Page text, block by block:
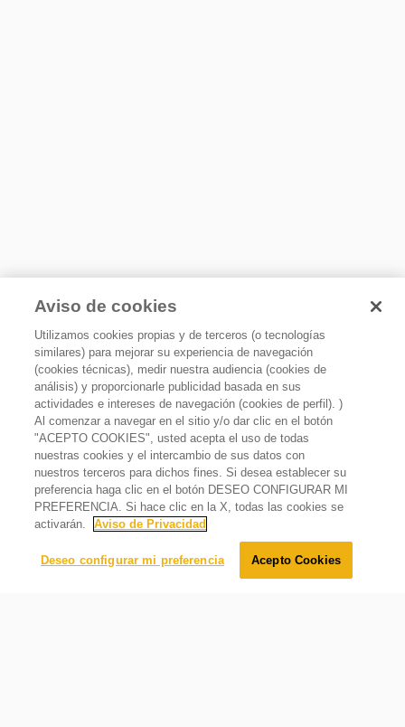
Aviso de cookies
Utilizamos cookies propias y de terceros (o tecnologías
similares) para mejorar su experiencia de navegación
(cookies técnicas), medir nuestra audiencia (cookies de
análisis) y proporcionarle publicidad basada en sus
actividades e intereses de navegación (cookies de perfil). )
Al comenzar a navegar en el sitio y/o dar clic en el botón
"ACEPTO COOKIES", usted acepta el uso de todas
nuestras cookies y el intercambio de sus datos con
nuestros terceros para dichos fines. Si desea establecer su
preferencia haga clic en el botón DESEO CONFIGURAR MI
PREFERENCIA. Si hace clic en la X, todas las cookies se
activarán.
Aviso de Privacidad
Deseo configurar mi preferencia Acepto Cookies